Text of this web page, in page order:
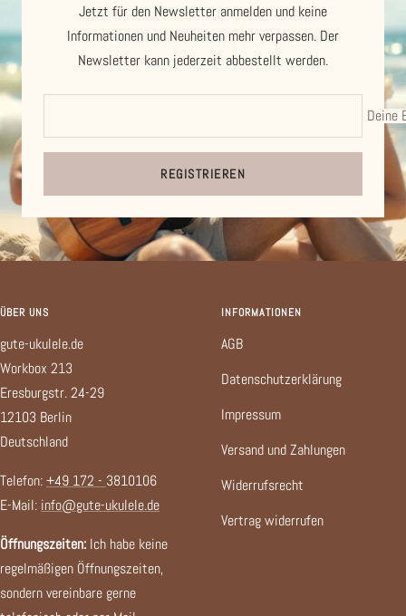
Jetzt für den Newsletter anmelden und keine
Informationen und Neuheiten mehr verpassen. Der
Newsletter kann jederzeit abbestellt werden.
Deine
REGISTRIEREN
ÜBER UNS
gute-ukulele.de
Workbox 213
Eresburgstr. 24-29
12103 Berlin
Deutschland
Telefon:+49 172 - 3810106
E-Mail: info@gute-ukulele.de
Öffnungszeiten: Ich habe keine
regelmäßigen Öffnungszeiten,
sondern vereinbare gerne
INFORMATIONEN
AGB
Datenschutzerklärung
Impressum
Versand und Zahlungen
Widerrufsrecht
Vertrag widerrufen